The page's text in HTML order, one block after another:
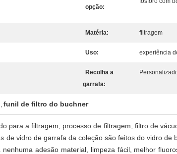
opção:
Matéria: filtragem
Uso: experiência
Recolha a
garrafa:
, funil de filtro do buchner
para a filtragem, processo de filtragem, filtro de
de vidro de garrafa da coleção são feitos do vidro de
adesão material, limpeza fácil, melhor